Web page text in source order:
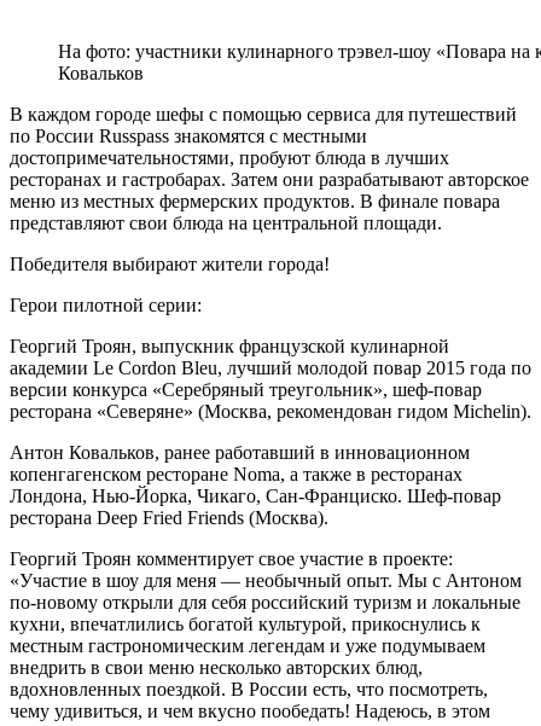
На фото: участники кулинарного трэвел-шоу «Повара на
Ковальков
В каждом городе шефы с помощью сервиса для путешествий
по России Russpass знакомятся с местными
достопримечательностями, пробуют блюда в лучших
ресторанах и гастробарах. Затем они разрабатывают авторское
меню из местных фермерских продуктов. В финале повара
представляют свои блюда на центральной площади.
Победителя выбирают жители города!
Герои пилотной серии:
Георгий Троян, выпускник французской кулинарной
академии Le Cordon Bleu, лучший молодой повар 2015 года по
версии конкурса «Серебряный треугольник», шеф-повар
ресторана «Северяне» (Москва, рекомендован гидом Michelin).
Антон Ковальков, ранее работавший в инновационном
копенгагенском ресторане Noma, а также в ресторанах
Лондона, Нью-Йорка, Чикаго, Сан-Франциско. Шеф-повар
ресторана Deep Fried Friends (Москва).
Георгий Троян комментирует свое участие в проекте:
«Участие в шоу для меня — необычный опыт. Мы с Антоном
по-новому открыли для себя российский туризм и локальные
кухни, впечатлились богатой культурой, прикоснулись к
местным гастрономическим легендам и уже подумываем
внедрить в свои меню несколько авторских блюд,
вдохновленных поездкой. В России есть, что посмотреть,
чему удивиться, и чем вкусно пообедать! Надеюсь, в этом